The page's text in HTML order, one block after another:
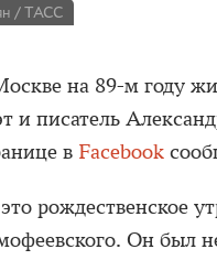
/ ТАСС
на 89-м году
и писатель
в Facebook
рождественское
Он был